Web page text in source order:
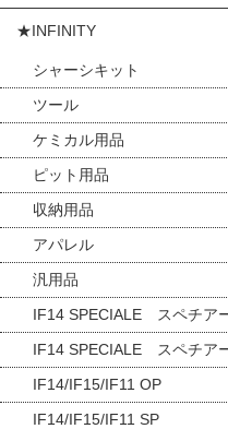
★INFINITY
シャーシキット
ツール
ケミカル用品
ピット用品
収納用品
アパレル
汎用品
IF14 SPECIALE スペチア
IF14 SPECIALE スペチア
IF14/IF15/IF11 OP
IF14/IF15/IF11 SP